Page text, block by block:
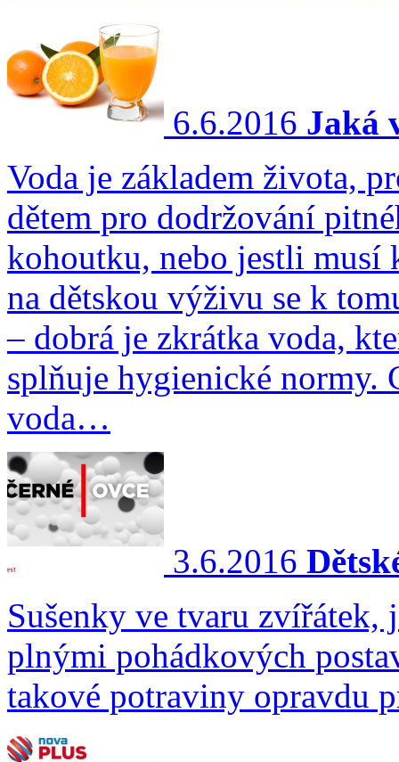
6.6.2016 Jaká
Voda je základem života,
dětem pro dodržování
kohoutku, nebo jestli musí
na dětskou výživu se k
– dobrá je zkrátka voda,
splňuje hygienické normy.
voda…
3.6.2016
Sušenky ve tvaru zvířátek,
plnými pohádkových
takové potraviny opravdu